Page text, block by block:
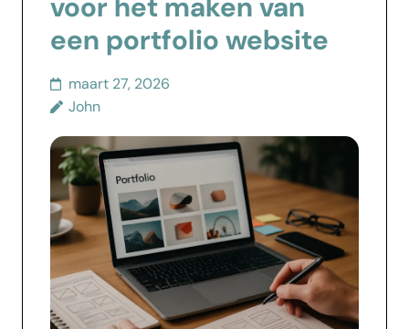
een portfolio website
maart 27, 2026
John